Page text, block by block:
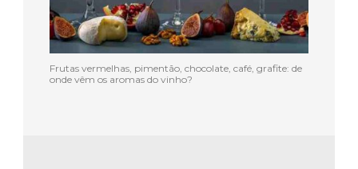
Frutas vermelhas, pimentão, chocolate, café, grafite: de
onde vêm os aromas do vinho?